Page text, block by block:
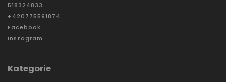
518324833
+420775591874
Facebook
Instagram
Kategorie